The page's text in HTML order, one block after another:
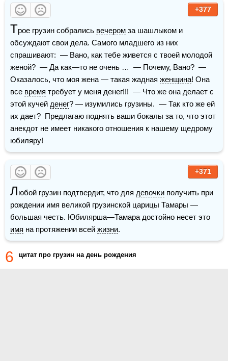
+377
Трое грузин собрались вечером за шашлыком и
обсуждают свои дела. Самого младшего из них
спрашивают:  — Вано, как тебе живется с твоей молодой
женой?  — Да как—то не очень …  — Почему, Вано?  —
Оказалось, что моя жена — такая жадная женщина! Она
все время требует у меня денег!!!  — Что же она делает с
этой кучей денег? — изумились грузины.  — Так кто же ей
их дает?  Предлагаю поднять ваши бокалы за то, что этот
анекдот не имеет никакого отношения к нашему щедрому
юбиляру!
+371
Любой грузин подтвердит, что для девочки получить при
рождении имя великой грузинской царицы Тамары —
имя на протяжении всей жизни.
6 цитат про грузин на день рождения